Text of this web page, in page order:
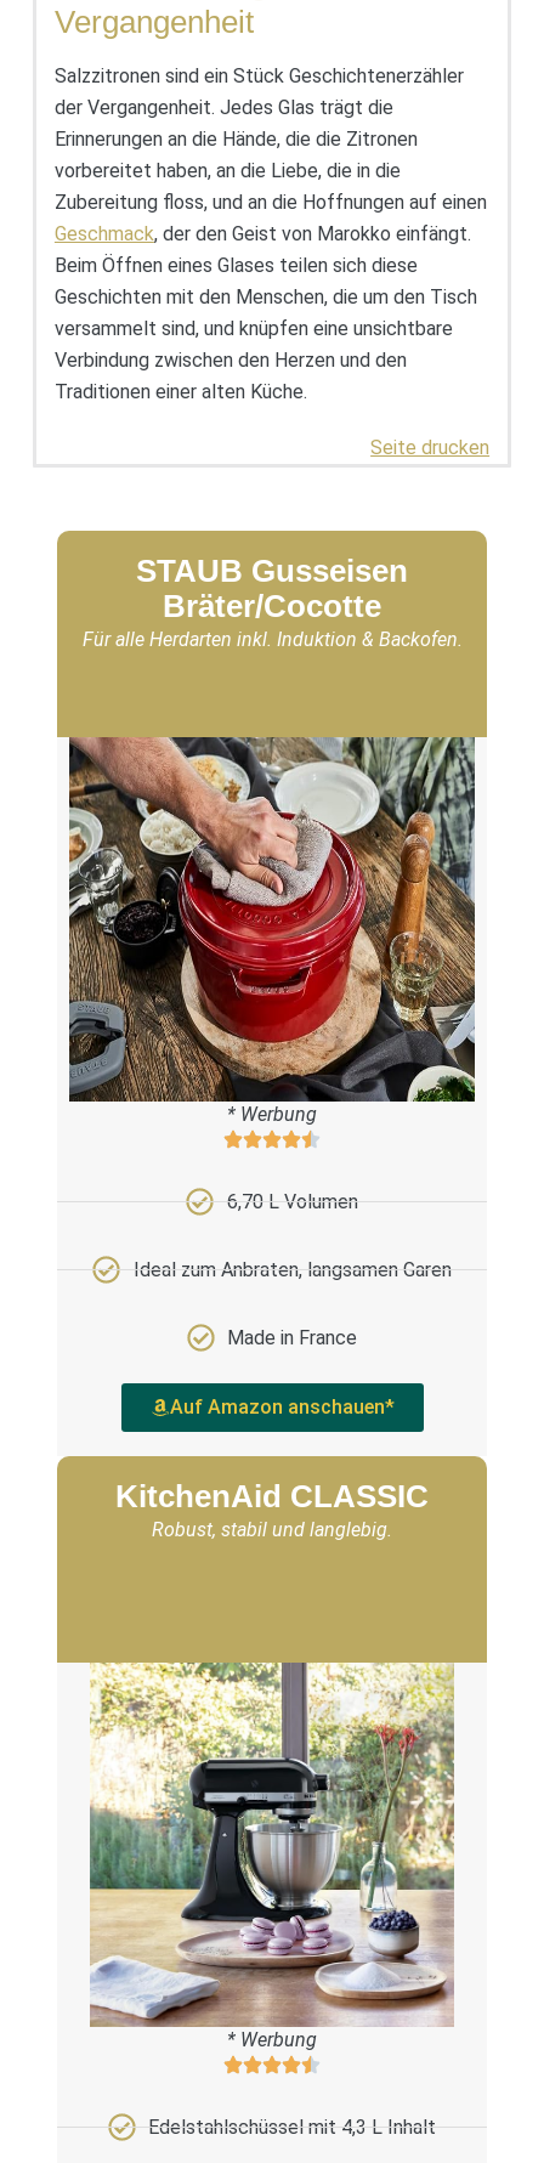
Vergangenheit
Salzzitronen sind ein Stück Geschichtenerzähler
der Vergangenheit. Jedes Glas trägt die
Erinnerungen an die Hände, die die Zitronen
vorbereitet haben, an die Liebe, die in die
Zubereitung floss, und an die Hoffnungen auf einen
Geschmack, der den Geist von Marokko einfängt.
Beim Öffnen eines Glases teilen sich diese
Geschichten mit den Menschen, die um den Tisch
versammelt sind, und knüpfen eine unsichtbare
Verbindung zwischen den Herzen und den
Traditionen einer alten Küche.
Seite drucken
STAUB Gusseisen
Bräter/Cocotte
Für alle Herdarten inkl. Induktion & Backofen.
* Werbung
6,70 L Volumen
Ideal zum Anbraten, langsamen Garen
Made in France
Auf Amazon anschauen*
KitchenAid CLASSIC
Robust, stabil und langlebig.
* Werbung
Edelstahlschüssel mit 4,3 L Inhalt